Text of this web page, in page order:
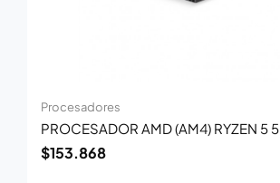
Procesadores
PROCESADOR AMD (AM4) RYZEN 5 5
$153.868